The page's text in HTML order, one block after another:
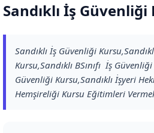
Sandıklı İş Güvenliği
Sandıklı İş Güvenliği
Kursu,Sandıklı BSınıfı İş Güvenliği
Güvenliği Kursu,Sandıklı İşyeri
Hemşireliği Kursu Eğitimleri